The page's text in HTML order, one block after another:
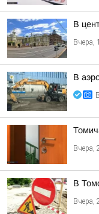
В
Вчера,
В
Вчера,
В
Вчера,